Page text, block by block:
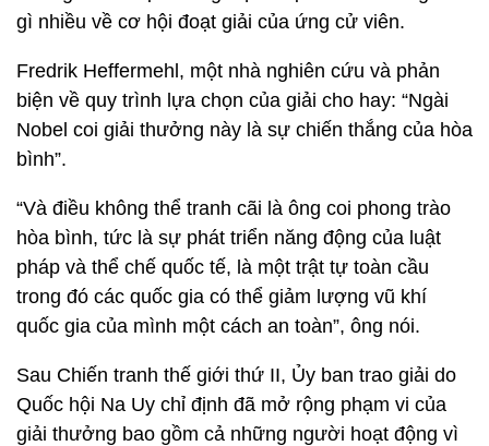
gì nhiều về cơ hội đoạt giải của ứng cử viên.
Fredrik Heffermehl, một nhà nghiên cứu và phản
biện về quy trình lựa chọn của giải cho hay: “Ngài
Nobel coi giải thưởng này là sự chiến thắng của hòa
bình”.
“Và điều không thể tranh cãi là ông coi phong trào
hòa bình, tức là sự phát triển năng động của luật
pháp và thể chế quốc tế, là một trật tự toàn cầu
trong đó các quốc gia có thể giảm lượng vũ khí
quốc gia của mình một cách an toàn”, ông nói.
Sau Chiến tranh thế giới thứ II, Ủy ban trao giải do
Quốc hội Na Uy chỉ định đã mở rộng phạm vi của
giải thưởng bao gồm cả những người hoạt động vì